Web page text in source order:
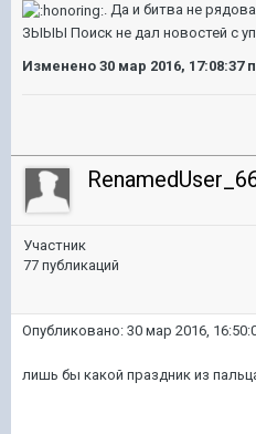
. Да и битва не
ЗЫЫЫ Поиск не дал новостей с
Изменено 30 мар 2016, 17:08:37
Участник
77 публикаций
Опубликовано: 30 мар 2016,
лишь бы какой праздник из